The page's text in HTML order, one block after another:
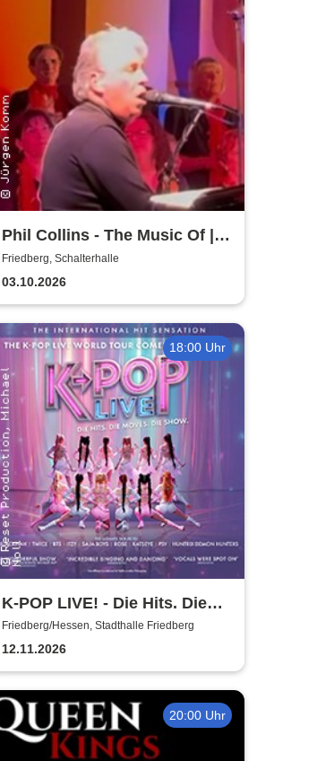
Phil Collins - The Music Of |
Schalterhalle
Friedberg, Schalterhalle
03.10.2026
18:00 Uhr
K-POP LIVE! - Die Hits. Die
Moves. Die Show.
Friedberg/Hessen, Stadthalle Friedberg
12.11.2026
20:00 Uhr